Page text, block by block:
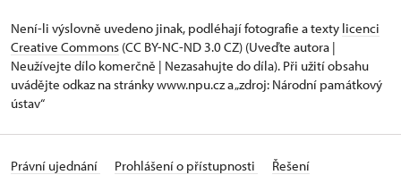
Není-li výslovně uvedeno jinak, podléhají fotografie a texty licenci
Creative Commons (CC BY-NC-ND 3.0 CZ) (Uveďte autora |
Neužívejte dílo komerčně | Nezasahujte do díla). Při užití obsahu
uvádějte odkaz na stránky www.npu.cz a „zdroj: Národní památkový
ústav“
Právní ujednání Prohlášení o přístupnosti Řešení